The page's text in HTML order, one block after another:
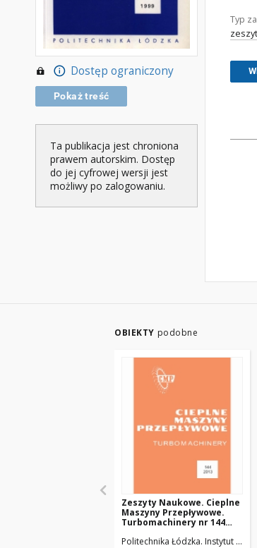
Dostęp ograniczony
Pokaż treść
Ta publikacja jest chroniona
prawem autorskim. Dostęp
do jej cyfrowej wersji jest
możliwy po zalogowaniu.
Typ
OBIEKTY podobne
Zeszyty Naukowe. Cieplne
Maszyny Przepływowe.
Turbomachinery nr 144
Politechnika Łódzka. Instytut